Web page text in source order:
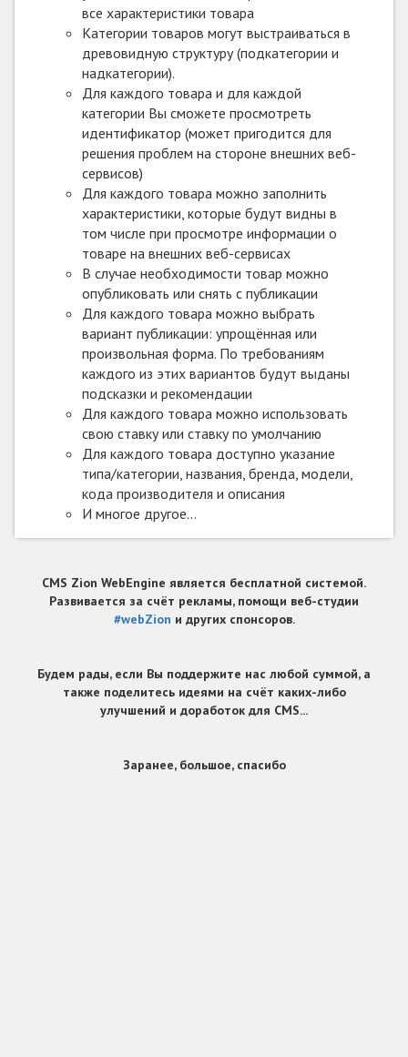
все характеристики товара
Категории товаров могут выстраиваться в
древовидную структуру (подкатегории и
надкатегории).
Для каждого товара и для каждой
категории Вы сможете просмотреть
идентификатор (может пригодится для
решения проблем на стороне внешних веб-
сервисов)
Для каждого товара можно заполнить
характеристики, которые будут видны в
том числе при просмотре информации о
товаре на внешних веб-сервисах
В случае необходимости товар можно
опубликовать или снять с публикации
Для каждого товара можно выбрать
вариант публикации: упрощённая или
произвольная форма. По требованиям
каждого из этих вариантов будут выданы
подсказки и рекомендации
Для каждого товара можно использовать
свою ставку или ставку по умолчанию
Для каждого товара доступно указание
типа/категории, названия, бренда, модели,
кода производителя и описания
И многое другое...
CMS Zion WebEngine является бесплатной системой.
Развивается за счёт рекламы, помощи веб-студии
#webZion и других спонсоров.
Будем рады, если Вы поддержите нас любой суммой, а
также поделитесь идеями на счёт каких-либо
улучшений и доработок для CMS...
Заранее, большое, спасибо